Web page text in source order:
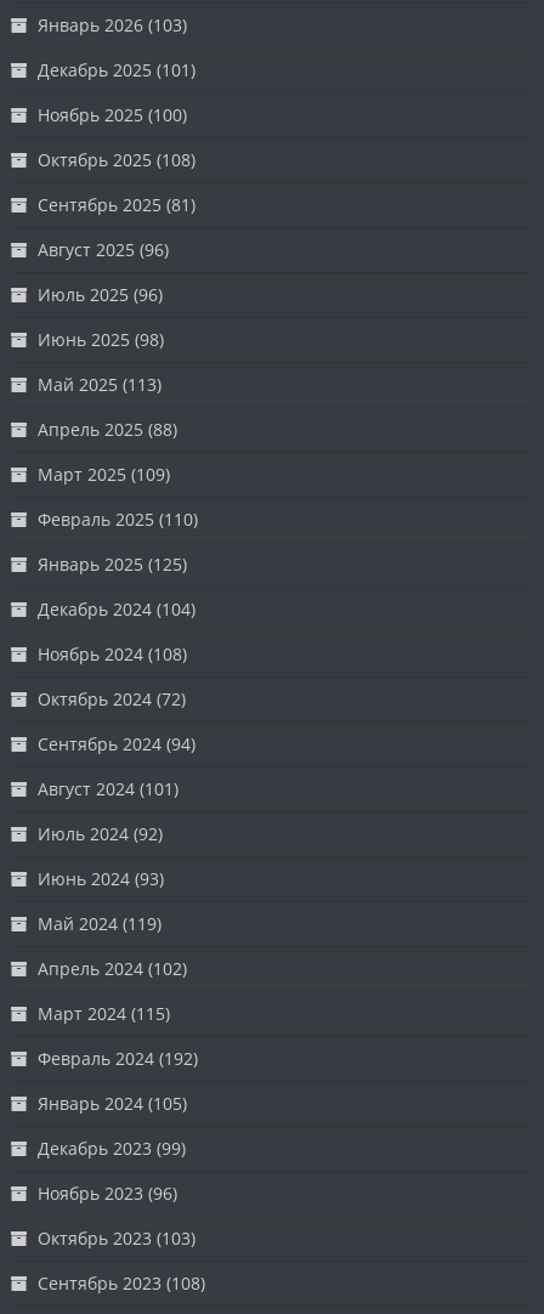
Январь 2026 (103)
Декабрь 2025 (101)
Ноябрь 2025 (100)
Октябрь 2025 (108)
Сентябрь 2025 (81)
Август 2025 (96)
Июль 2025 (96)
Июнь 2025 (98)
Май 2025 (113)
Апрель 2025 (88)
Март 2025 (109)
Февраль 2025 (110)
Январь 2025 (125)
Декабрь 2024 (104)
Ноябрь 2024 (108)
Октябрь 2024 (72)
Сентябрь 2024 (94)
Август 2024 (101)
Июль 2024 (92)
Июнь 2024 (93)
Май 2024 (119)
Апрель 2024 (102)
Март 2024 (115)
Февраль 2024 (192)
Январь 2024 (105)
Декабрь 2023 (99)
Ноябрь 2023 (96)
Октябрь 2023 (103)
Сентябрь 2023 (108)